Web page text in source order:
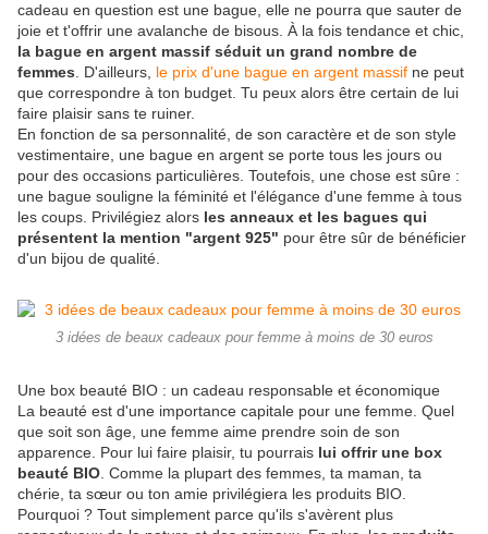
cadeau en question est une bague, elle ne pourra que sauter de
joie et t'offrir une avalanche de bisous. À la fois tendance et chic,
la bague en argent massif séduit un grand nombre de
femmes . D'ailleurs, le prix d'une bague en argent massif ne peut
que correspondre à ton budget. Tu peux alors être certain de lui
faire plaisir sans te ruiner.
En fonction de sa personnalité, de son caractère et de son style
vestimentaire, une bague en argent se porte tous les jours ou
pour des occasions particulières. Toutefois, une chose est sûre :
une bague souligne la féminité et l'élégance d'une femme à tous
les coups. Privilégiez alors les anneaux et les bagues qui
présentent la mention "argent 925" pour être sûr de bénéficier
d'un bijou de qualité.
3 idées de beaux cadeaux pour femme à moins de 30 euros
Une box beauté BIO : un cadeau responsable et économique
La beauté est d'une importance capitale pour une femme. Quel
que soit son âge, une femme aime prendre soin de son
apparence. Pour lui faire plaisir, tu pourrais lui offrir une box
beauté BIO . Comme la plupart des femmes, ta maman, ta
chérie, ta sœur ou ton amie privilégiera les produits BIO.
Pourquoi ? Tout simplement parce qu'ils s'avèrent plus